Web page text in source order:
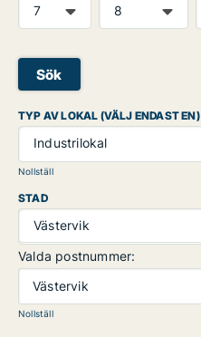
Sök
TYP AV LOKAL (VÄLJ ENDAST EN)
Industrilokal
Nollställ
STAD
Västervik
Valda postnummer:
Västervik
Nollställ